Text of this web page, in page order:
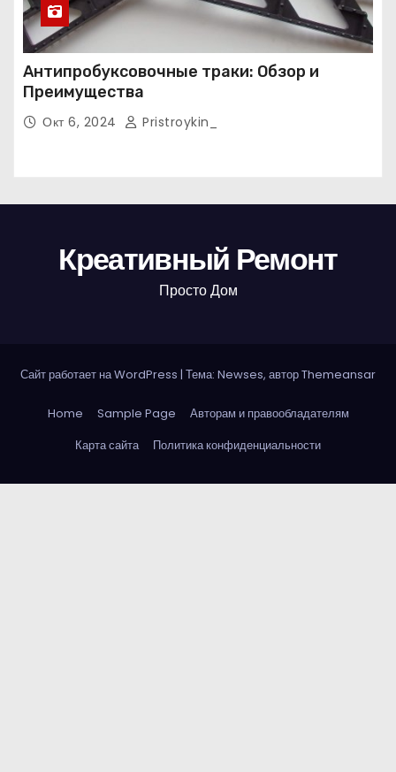
Антипробуксовочные траки: Обзор и
Преимущества
Окт 6, 2024 Pristroykin_
Креативный Ремонт
Просто Дом
Сайт работает на WordPress | Тема: Newses, авторThemeansar
Home Sample Page
Авторам и правообладателям
Карта сайта
Политика конфиденциальности